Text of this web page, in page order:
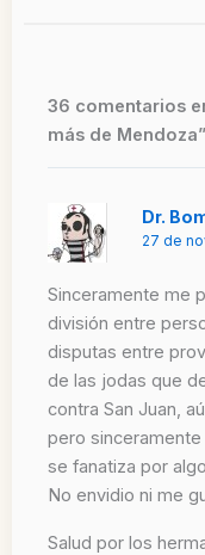
36 comentarios
más de Mendoza”
Dr.
27 de
Sinceramente me
división entre
disputas entre
de las jodas que
contra San Juan,
pero
se fanatiza por
No envidio ni me
Salud por los